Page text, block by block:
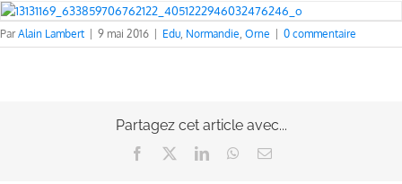
ParAlain Lambert 9 mai 2016 Edu, Normandie, Orne 0 commentaire
Partagez cet article avec...
Facebook LinkedInWhatsApp
Email